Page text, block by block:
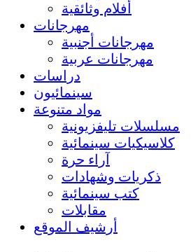
أفلام وثائقية
مهرجانات
مهرجانات أجنبية
مهرجانات عربية
دراسات
سينمائيون
مواد متنوعة
مسلسلات تليفزيونية
كلاسيكيات سينمائية
آراء حرة
ذكريات وشهادات
كتب سينمائية
مقابلات
أرشيف الموقع